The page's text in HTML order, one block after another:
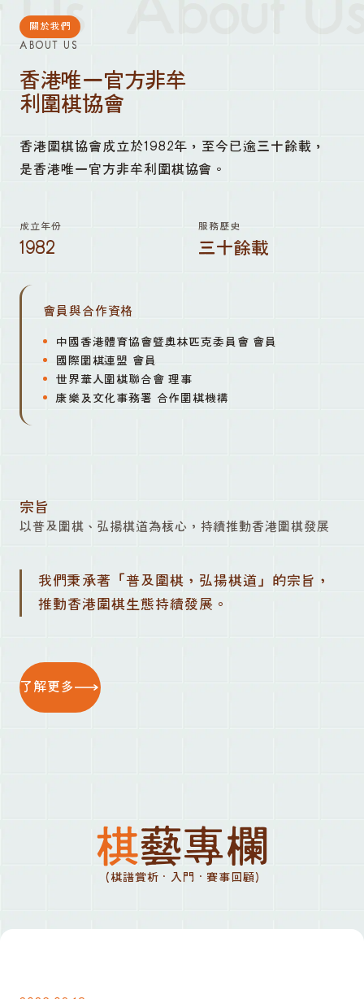
關於我們
ABOUT US
香港唯一官方非牟
利圍棋協會
香港圍棋協會成立於1982年，至今已逾三十餘載，
是香港唯一官方非牟利圍棋協會。
成立年份
1982
服務歷史
三十餘載
會員與合作資格
中國香港體育協會暨奧林匹克委員會 會員
國際圍棋連盟 會員
世界華人圍棋聯合會 理事
康樂及文化事務署 合作圍棋機構
宗旨
以普及圍棋、弘揚棋道為核心，持續推動香港圍棋發展
我們秉承著「普及圍棋，弘揚棋道」的宗旨，
推動香港圍棋生態持續發展。
了解更多
棋藝專欄
(棋譜賞析 · 入門 · 賽事回顧)